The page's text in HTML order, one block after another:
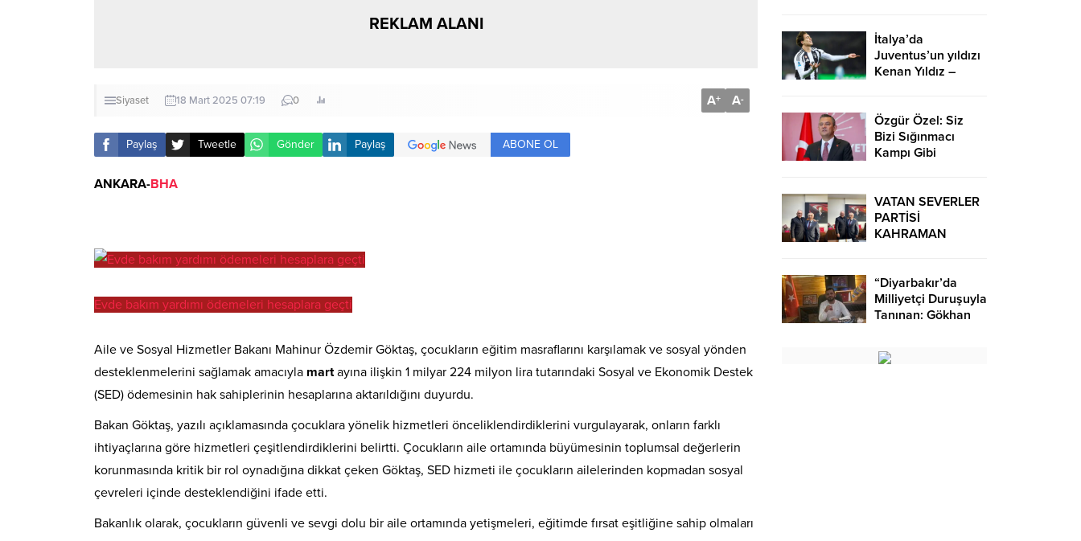
REKLAM ALANI
Siyaset 18 Mart 2025 07:19 0 A+ A-
Paylaş Tweetle Gönder Paylaş ABONE OL
ANKARA-BHA
Evde bakım yardımı ödemeleri hesaplara geçti
Aile ve Sosyal Hizmetler Bakanı Mahinur Özdemir Göktaş, çocukların eğitim masraflarını karşılamak ve sosyal yönden
desteklenmelerini sağlamak amacıyla martayına ilişkin 1 milyar 224 milyon lira tutarındaki Sosyal ve Ekonomik Destek
(SED) ödemesinin hak sahiplerinin hesaplarına aktarıldığını duyurdu.
Bakan Göktaş, yazılı açıklamasında çocuklara yönelik hizmetleri önceliklendirdiklerini vurgulayarak, onların farklı
ihtiyaçlarına göre hizmetleri çeşitlendirdiklerini belirtti. Çocukların aile ortamında büyümesinin toplumsal değerlerin
korunmasında kritik bir rol oynadığına dikkat çeken Göktaş, SED hizmeti ile çocukların ailelerinden kopmadan sosyal
çevreleri içinde desteklendiğini ifade etti.
Bakanlık olarak, çocukların güvenli ve sevgi dolu bir aile ortamında yetişmeleri, eğitimde fırsat eşitliğine sahip olmaları
Özmen’den taziye
mesajı
İtalya’da
Juventus’un yıldızı
Kenan Yıldız –
Özgür Özel: Siz
Bizi Sığınmacı
Kampı Gibi
VATAN SEVERLER
PARTİSİ
KAHRAMAN
ZİYARET ETTİ
“Diyarbakır’da
Milliyetçi Duruşuyla
Tanınan: Gökhan